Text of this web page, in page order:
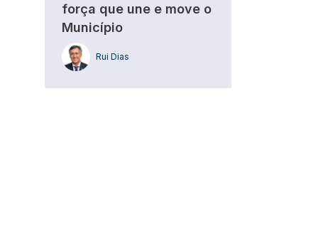
força que une e move o
Município
Rui Dias